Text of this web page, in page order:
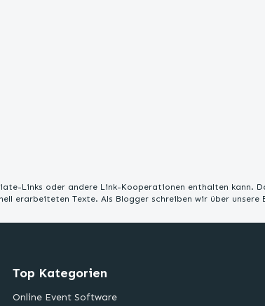
Links oder andere Link-Kooperationen enthalten kann.
erarbeiteten Texte. Als Blogger schreiben wir über unsere
Top Kategorien
Online Event Software